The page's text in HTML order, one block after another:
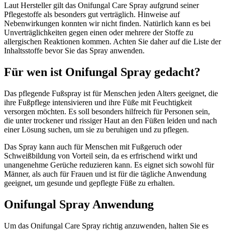
Laut Hersteller gilt das Onifungal Care Spray aufgrund seiner
Pflegestoffe als besonders gut verträglich. Hinweise auf
Nebenwirkungen konnten wir nicht finden. Natürlich kann es bei
Unverträglichkeiten gegen einen oder mehrere der Stoffe zu
allergischen Reaktionen kommen. Achten Sie daher auf die Liste der
Inhaltsstoffe bevor Sie das Spray anwenden.
Für wen ist Onifungal Spray gedacht?
Das pflegende Fußspray ist für Menschen jeden Alters geeignet, die
ihre Fußpflege intensivieren und ihre Füße mit Feuchtigkeit
versorgen möchten. Es soll besonders hilfreich für Personen sein,
die unter trockener und rissiger Haut an den Füßen leiden und nach
einer Lösung suchen, um sie zu beruhigen und zu pflegen.
Das Spray kann auch für Menschen mit Fußgeruch oder
Schweißbildung von Vorteil sein, da es erfrischend wirkt und
unangenehme Gerüche reduzieren kann. Es eignet sich sowohl für
Männer, als auch für Frauen und ist für die tägliche Anwendung
geeignet, um gesunde und gepflegte Füße zu erhalten.
Onifungal Spray Anwendung
Um das Onifungal Care Spray richtig anzuwenden, halten Sie es